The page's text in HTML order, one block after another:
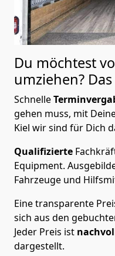
Du möchtest
umziehen?
Schnelle
gehen muss, mit
Kiel wir sind für Dich
Qualifizierte
Equipment.
Fahrzeuge und
Eine transparente
sich aus den
Jeder Preis ist
dargestellt.